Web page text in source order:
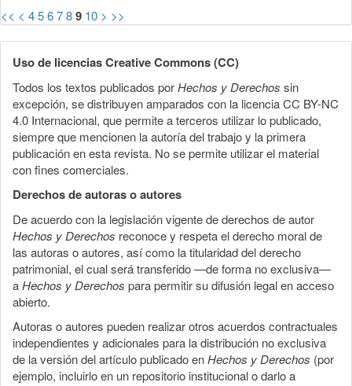
<< < 456789 10 > >>
Uso de licencias Creative Commons (CC)
Todos los textos publicados porHechos y Derechos sin
excepción, se distribuyen amparados con la licencia CC BY-NC
4.0 Internacional, que permite a terceros utilizar lo publicado,
siempre que mencionen la autoría del trabajo y la primera
publicación en esta revista. No se permite utilizar el material
con fines comerciales.
Derechos de autoras o autores
De acuerdo con la legislación vigente de derechos de autor
Hechos y Derechos reconoce y respeta el derecho moral de
las autoras o autores, así como la titularidad del derecho
patrimonial, el cual será transferido —de forma no exclusiva—
aHechos y Derechos para permitir su difusión legal en acceso
abierto.
Autoras o autores pueden realizar otros acuerdos contractuales
independientes y adicionales para la distribución no exclusiva
de la versión del artículo publicado enHechos y Derechos (por
ejemplo, incluirlo en un repositorio institucional o darlo a